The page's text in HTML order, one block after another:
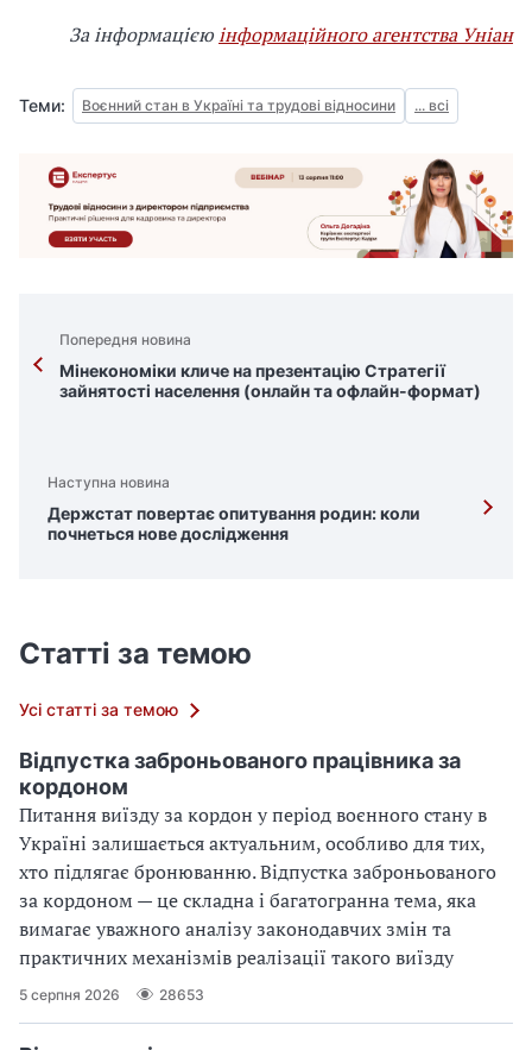
За інформацієюінформаційного агентства Уніан
Теми: Воєнний стан в Україні та трудові відносини ... всі
Попередня новина
Мінекономіки кличе на презентацію Стратегії
зайнятості населення (онлайн та офлайн-формат)
Наступна новина
Держстат повертає опитування родин: коли
почнеться нове дослідження
Статті за темою
Усі статті за темою
Відпустка заброньованого працівника за
кордоном
Питання виїзду за кордон у період воєнного стану в
Україні залишається актуальним, особливо для тих,
хто підлягає бронюванню. Відпустка заброньованого
за кордоном — це складна і багатогранна тема, яка
вимагає уважного аналізу законодавчих змін та
практичних механізмів реалізації такого виїзду
5 серпня 2026 28653